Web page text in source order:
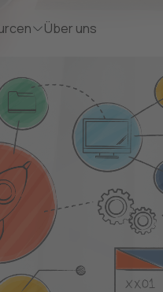
Über uns